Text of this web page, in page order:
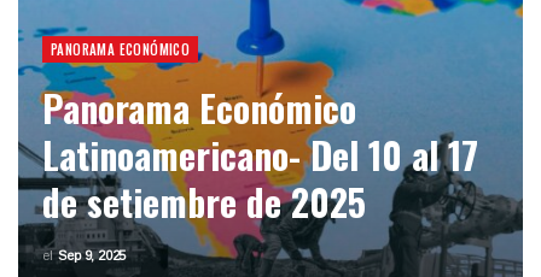
PANORAMA ECONÓMICO
Panorama Económico
Latinoamericano- Del 10 al 17
de setiembre de 2025
elSep 9, 2025